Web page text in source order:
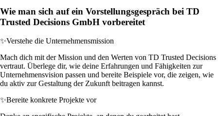
Wie man sich auf ein Vorstellungsgespräch bei TD
Trusted Decisions GmbH vorbereitet
✨Verstehe die Unternehmensmission
Mach dich mit der Mission und den Werten von TD Trusted Decisions
vertraut. Überlege dir, wie deine Erfahrungen und Fähigkeiten zur
Unternehmensvision passen und bereite Beispiele vor, die zeigen, wie
du aktiv zur Gestaltung der Zukunft beitragen kannst.
✨Bereite konkrete Projekte vor